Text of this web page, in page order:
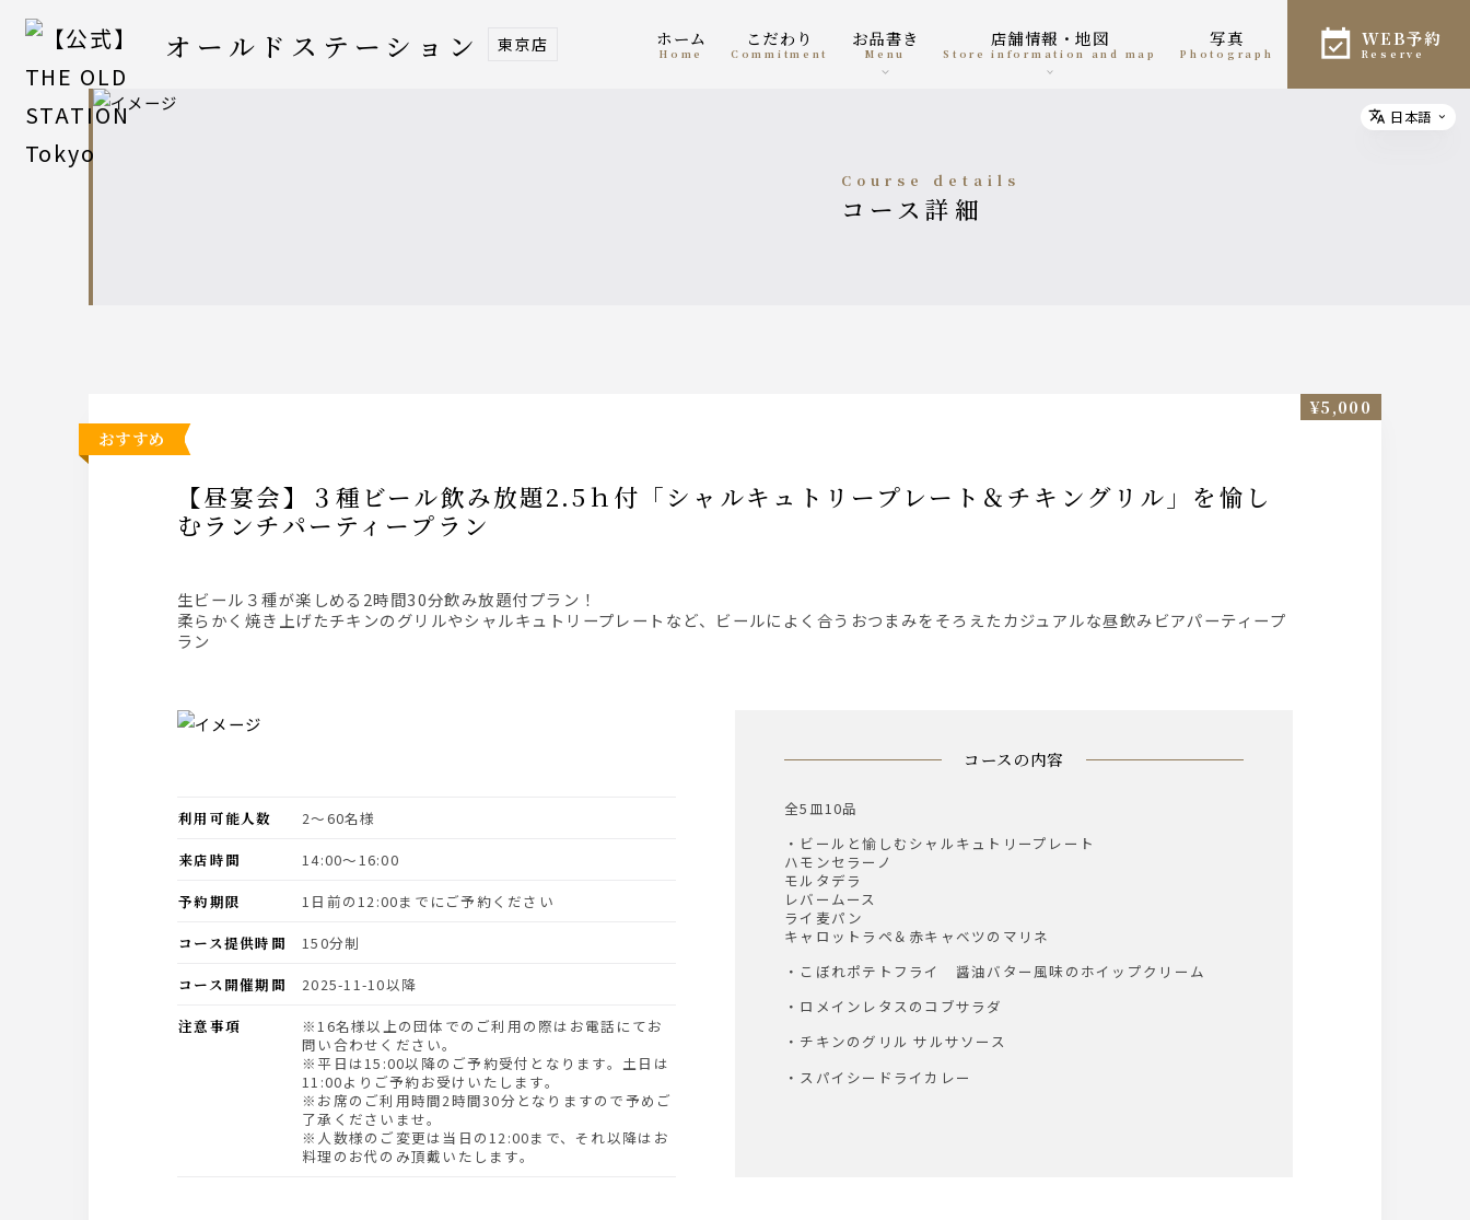
オールドステーション 東京店 ホーム
home
こだわり
Commitment
お品書き
menu
店舗情報・地図
Store information and map
写真
photograph
WEB予約
reserve
course details
コース詳細
おすすめ
【昼宴会】３種ビール飲み放題2.5ｈ付「シャルキュトリープレート＆チキングリル」を愉し
むランチパーティープラン
生ビール３種が楽しめる2時間30分飲み放題付プラン！
柔らかく焼き上げたチキンのグリルやシャルキュトリープレートなど、ビールによく合うおつまみをそろえたカジュアルな昼飲みビアパーティープ
ラン
¥5,000
コースの内容
全5皿10品
・ビールと愉しむシャルキュトリープレート
ハモンセラーノ
モルタデラ
レバームース
ライ麦パン
キャロットラペ＆赤キャベツのマリネ
・こぼれポテトフライ 醤油バター風味のホイップクリーム
・ロメインレタスのコブサラダ
・チキンのグリル サルサソース
・スパイシードライカレー
利用可能人数
2〜60名様
来店時間
14:00〜16:00
予約期限
1日前の12:00までにご予約ください
コース提供時間
150分制
コース開催期間
2025-11-10以降
注意事項
※16名様以上の団体でのご利用の際はお電話にてお
問い合わせください。
※平日は15:00以降のご予約受付となります。土日は
11:00よりご予約お受けいたします。
※お席のご利用時間2時間30分となりますので予めご
了承くださいませ。
※人数様のご変更は当日の12:00まで、それ以降はお
料理のお代のみ頂戴いたします。
Select
日本語